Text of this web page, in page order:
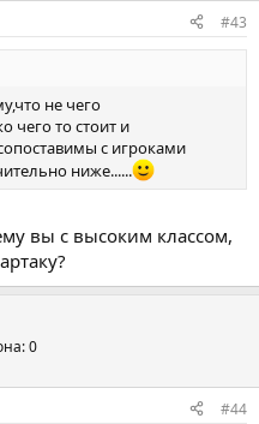
#43
не чего
чего то стоит и
с игроками
ниже......
вы с высоким классом,
0
#44